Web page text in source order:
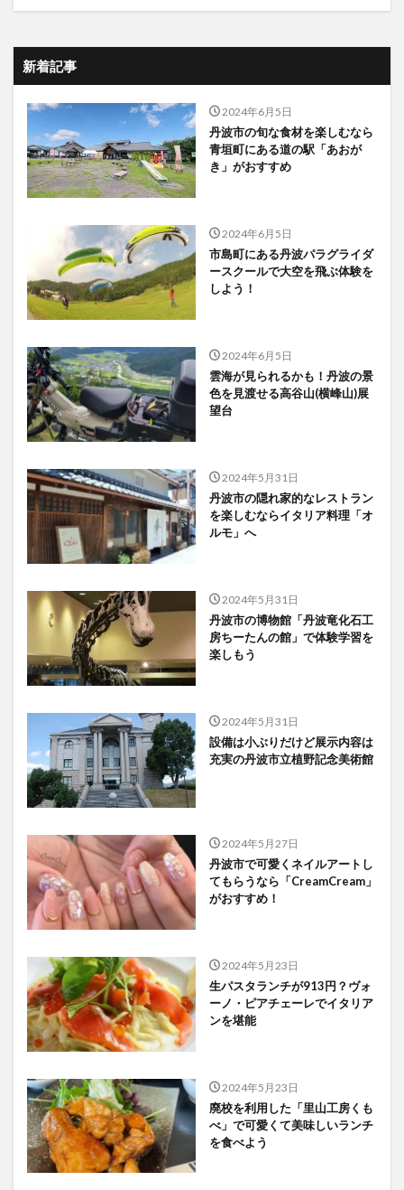
新着記事
2024年6月5日
丹波市の旬な食材を楽しむなら
青垣町にある道の駅「あおが
き」がおすすめ
2024年6月5日
市島町にある丹波パラグライダ
ースクールで大空を飛ぶ体験を
しよう！
2024年6月5日
雲海が見られるかも！丹波の景
色を見渡せる高谷山(横峰山)展
望台
2024年5月31日
丹波市の隠れ家的なレストラン
を楽しむならイタリア料理「オ
ルモ」へ
2024年5月31日
丹波市の博物館「丹波竜化石工
房ちーたんの館」で体験学習を
楽しもう
2024年5月31日
設備は小ぶりだけど展示内容は
充実の丹波市立植野記念美術館
2024年5月27日
丹波市で可愛くネイルアートし
てもらうなら「CreamCream」
がおすすめ！
2024年5月23日
生パスタランチが913円？ヴォ
ーノ・ピアチェーレでイタリア
ンを堪能
2024年5月23日
廃校を利用した「里山工房くも
べ」で可愛くて美味しいランチ
を食べよう